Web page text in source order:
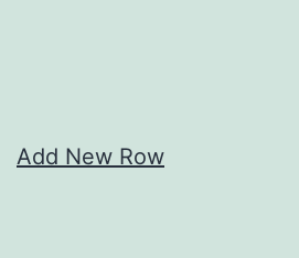
Add New Row